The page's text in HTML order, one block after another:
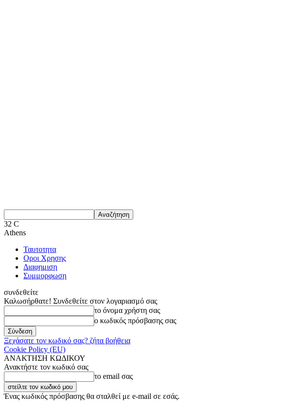
32 C
Athens
Ταυτοτητα
Οροι Χρησης
Διαφημιση
Συμμορφωση
συνδεθείτε
Καλωσήρθατε! Συνδεθείτε στον λογαριασμό σας
το όνομα χρήστη σας
ο κωδικός πρόσβασης σας
Ξεχάσατε τον κωδικό σας? ζήτα βοήθεια
Cookie Policy (EU)
ΑΝΑΚΤΗΣΗ ΚΩΔΙΚΟΥ
Ανακτήστε τον κωδικό σας
το email σας
Ένας κωδικός πρόσβασης θα σταλθεί με e-mail σε εσάς.